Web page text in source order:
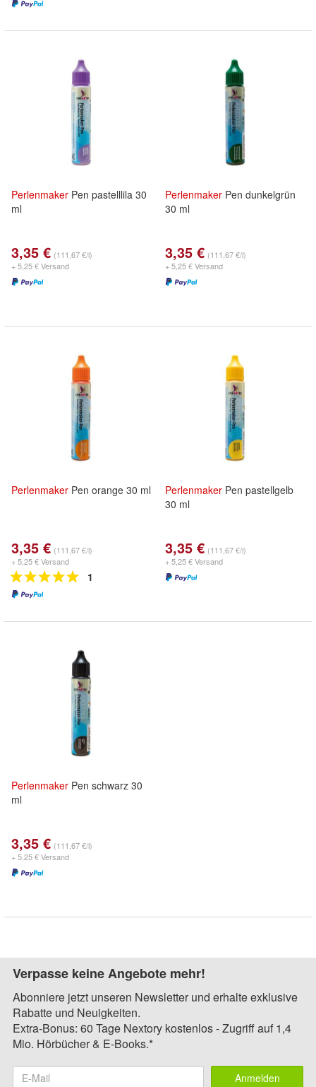
Perlenmaker Pen pastelllila 30
ml
3,35 € (111,67 €/l)
+ 5,25 € Versand
Perlenmaker Pen dunkelgrün
30 ml
3,35 € (111,67 €/l)
+ 5,25 € Versand
Perlenmaker Pen orange 30 ml
3,35 € (111,67 €/l)
+ 5,25 € Versand
1
Perlenmaker Pen pastellgelb
30 ml
3,35 € (111,67 €/l)
+ 5,25 € Versand
Perlenmaker Pen schwarz 30
ml
3,35 € (111,67 €/l)
+ 5,25 € Versand
Verpasse keine Angebote mehr!
Abonniere jetzt unseren Newsletter und erhalte exklusive
Rabatte und Neuigkeiten.
Extra-Bonus: 60 Tage Nextory kostenlos - Zugriff auf 1,4
Mio. Hörbücher & E-Books.*
Anmelden